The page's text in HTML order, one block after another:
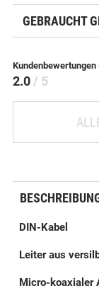
GEBRAUCHT
Kundenbewertungen
2.0 / 5
DIN-Kabel
Leiter aus
Micro-koaxialer